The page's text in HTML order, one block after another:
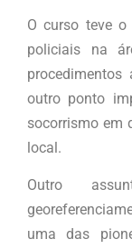
O curso teve
policiais na
outro ponto
socorrismo em
local.
Outro
uma das